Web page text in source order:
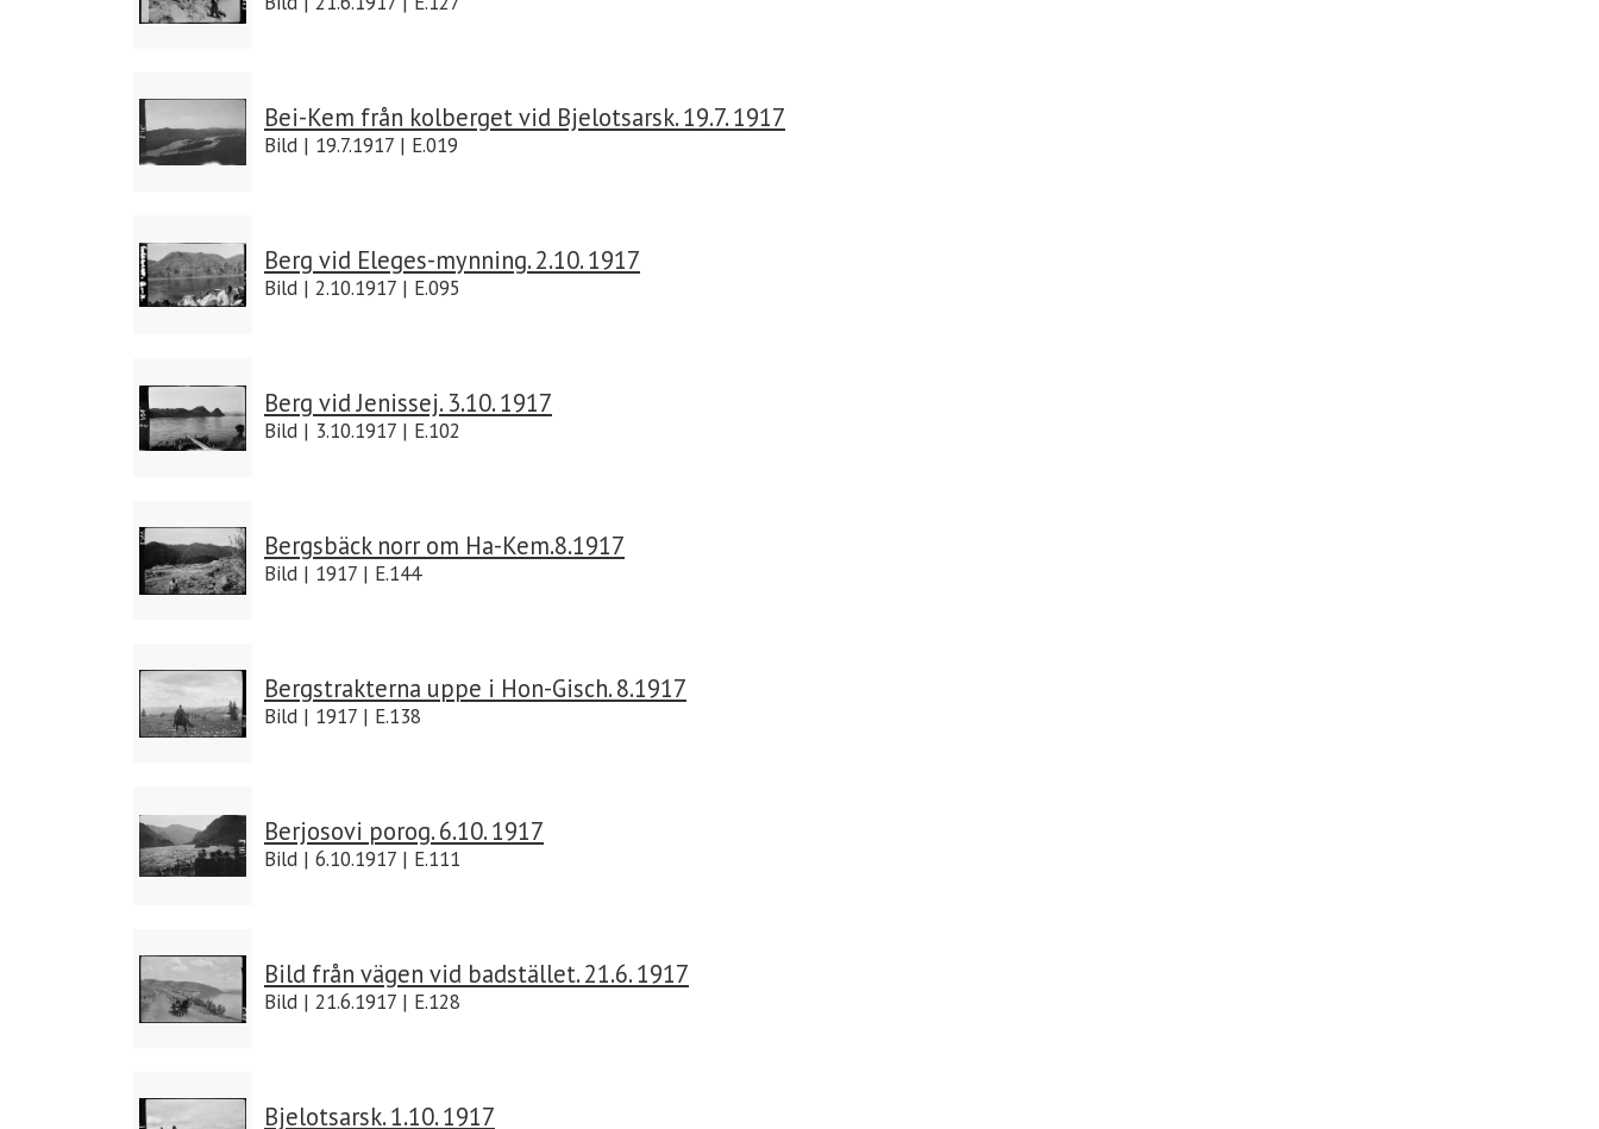
Bei-Kem från kolberget vid Bjelotsarsk. 19.7. 1917
Bild | 19.7.1917 | E.019
Berg vid Eleges-mynning. 2.10. 1917
Bild | 2.10.1917 | E.095
Berg vid Jenissej. 3.10. 1917
Bild | 3.10.1917 | E.102
Bergsbäck norr om Ha-Kem.8.1917
Bild | 1917 | E.144
Bergstrakterna uppe i Hon-Gisch. 8.1917
Bild | 1917 | E.138
Berjosovi porog. 6.10. 1917
Bild | 6.10.1917 | E.111
Bild från vägen vid badstället. 21.6. 1917
Bild | 21.6.1917 | E.128
Bjelotsarsk. 1.10. 1917